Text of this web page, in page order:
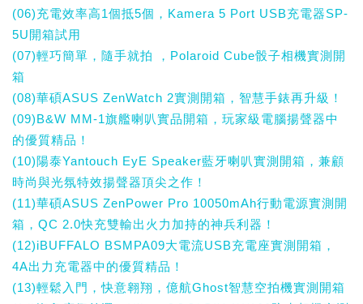
(06)充電效率高1個抵5個，Kamera 5 Port USB充電器SP-
5U開箱試用
(07)輕巧簡單，隨手就拍 ，Polaroid Cube骰子相機實測開
箱
(08)華碩ASUS ZenWatch 2實測開箱，智慧手錶再升級！
(09)B&W MM-1旗艦喇叭實品開箱，玩家級電腦揚聲器中
的優質精品！
(10)陽泰Yantouch EyE Speaker藍牙喇叭實測開箱，兼顧
時尚與光氛特效揚聲器頂尖之作！
(11)華碩ASUS ZenPower Pro 10050mAh行動電源實測開
箱，QC 2.0快充雙輸出火力加持的神兵利器！
(12)iBUFFALO BSMPA09大電流USB充電座實測開箱，
4A出力充電器中的優質精品！
(13)輕鬆入門，快意翱翔，億航Ghost智慧空拍機實測開箱